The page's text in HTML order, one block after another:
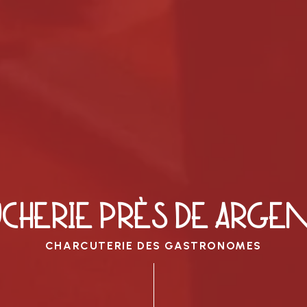
PRÈS DE
CHARCUTERIE DES GASTRONOMES